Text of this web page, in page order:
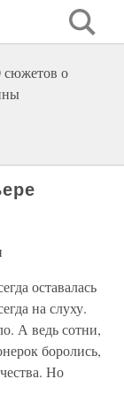
о
оставалась
на слуху.
А ведь сотни,
боролись,
Но